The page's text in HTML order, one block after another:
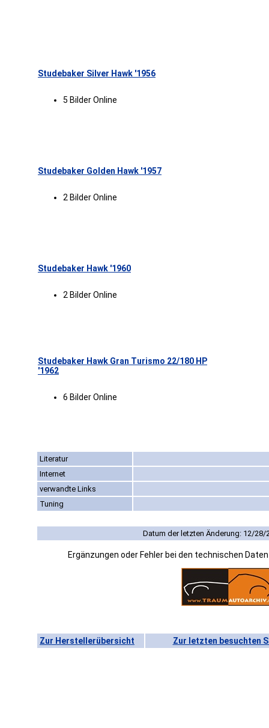
Studebaker Silver Hawk '1956
5 Bilder Online
Studebaker Golden Hawk '1957
2 Bilder Online
Studebaker Hawk '1960
2 Bilder Online
Studebaker Hawk Gran Turismo 22/180 HP
'1962
6 Bilder Online
Literatur
Internet
verwandte Links
Tuning
Datum der letzten Änderung: 12/28/
Ergänzungen oder Fehler bei den technischen
Zur Herstellerübersicht Zur letzten besuchten